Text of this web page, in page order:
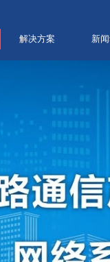
解决方案 新